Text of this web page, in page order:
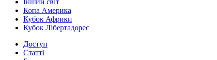
Інший світ
Копа Америка
Кубок Африки
Кубок Лібертадорес
Доступ
Статті